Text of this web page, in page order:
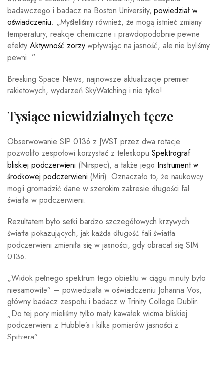
badawczego i badacz na Boston University, powiedział w
oświadczeniu. „Myśleliśmy również, że mogą istnieć zmiany
temperatury, reakcje chemiczne i prawdopodobnie pewne
efekty Aktywność zorzy wpływając na jasność, ale nie byliśmy
pewni. ”
Breaking Space News, najnowsze aktualizacje premier
rakietowych, wydarzeń SkyWatching i nie tylko!
Tysiące niewidzialnych tęcze
Obserwowanie SIP 0136 z JWST przez dwa rotacje
pozwoliło zespołowi korzystać z teleskopu Spektrograf
bliskiej podczerwieni (Nirspec), a także jego Instrument w
środkowej podczerwieni (Miri). Oznaczało to, że naukowcy
mogli gromadzić dane w szerokim zakresie długości fal
światła w podczerwieni.
Rezultatem było setki bardzo szczegółowych krzywych
światła pokazujących, jak każda długość fali światła
podczerwieni zmieniła się w jasności, gdy obracał się SIM
0136.
„Widok pełnego spektrum tego obiektu w ciągu minuty było
niesamowite” – powiedziała w oświadczeniu Johanna Vos,
główny badacz zespołu i badacz w Trinity College Dublin.
„Do tej pory mieliśmy tylko mały kawałek widma bliskiej
podczerwieni z Hubble’a i kilka pomiarów jasności z
Spitzera”.